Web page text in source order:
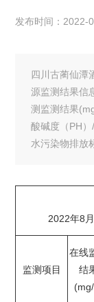
发布时间：2022-
四川古蔺仙潭
源监测结果信
测监测结果
酸碱度（PH
水污染物排放
2022年8
监测项目
在线
结